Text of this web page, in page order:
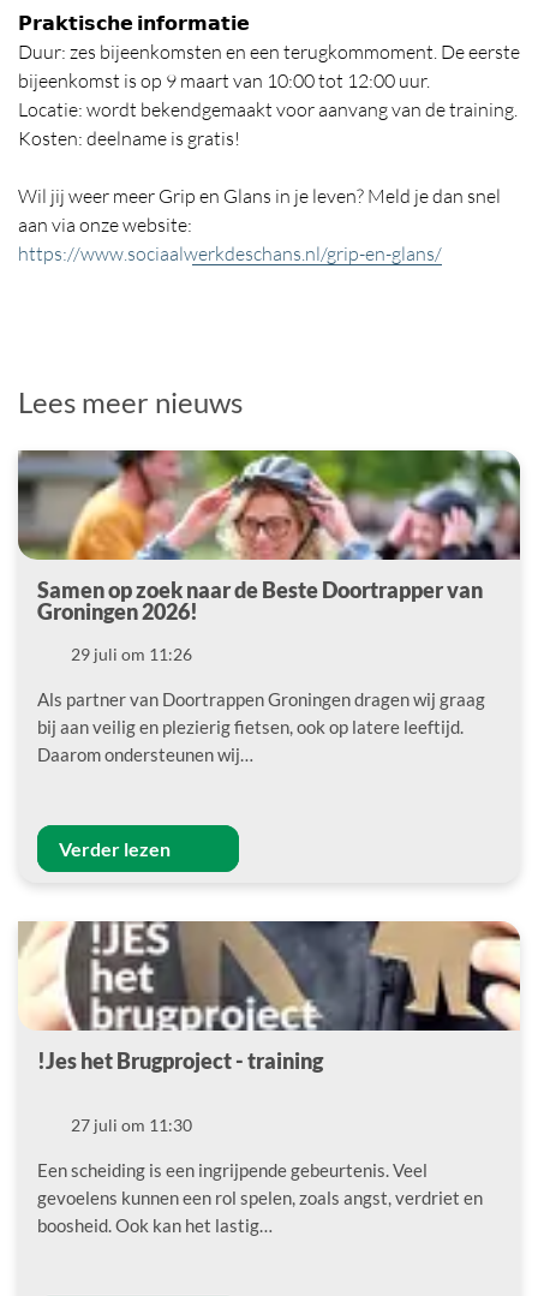
𝗣𝗿𝗮𝗸𝘁𝗶𝘀𝗰𝗵𝗲 𝗶𝗻𝗳𝗼𝗿𝗺𝗮𝘁𝗶𝗲
Duur: zes bijeenkomsten en een terugkommoment. De eerste
bijeenkomst is op 9 maart van 10:00 tot 12:00 uur.
Locatie: wordt bekendgemaakt voor aanvang van de training.
Kosten: deelname is gratis!
Wil jij weer meer Grip en Glans in je leven? Meld je dan snel
aan via onze website:
https://www.sociaalwerkdeschans.nl/grip-en-glans/
Lees meer nieuws
Samen op zoek naar de Beste Doortrapper van
Groningen 2026!
Datum29 juli om 11:26
Als partner van Doortrappen Groningen dragen wij graag
bij aan veilig en plezierig fietsen, ook op latere leeftijd.
Daarom ondersteunen wij…
Verder lezen
!Jes het Brugproject - training
Datum27 juli om 11:30
Een scheiding is een ingrijpende gebeurtenis. Veel
gevoelens kunnen een rol spelen, zoals angst, verdriet en
boosheid. Ook kan het lastig…